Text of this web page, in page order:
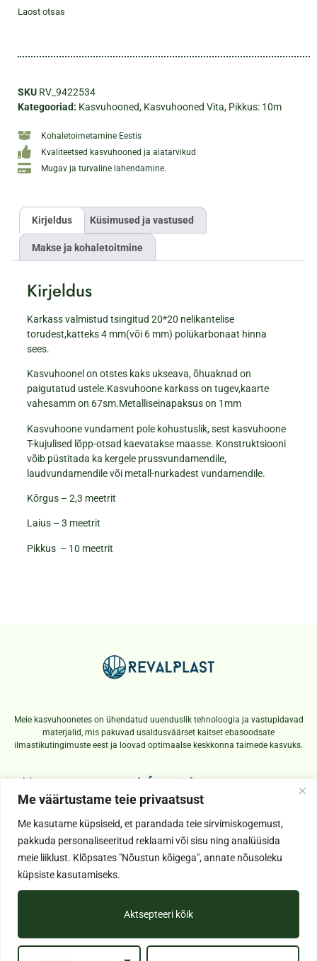
Me väärtustame teie privaatsust
Me kasutame küpsiseid, et parandada teie sirvimiskogemust,
pakkuda personaliseeritud reklaami või sisu ning analüüsida
meie liiklust. Klõpsates "Nõustun kõigega", annate nõusoleku
küpsiste kasutamiseks.
Aktsepteeri kõik
Laost otsas
SKU RV_9422534
Kategooriad: Kasvuhooned, Kasvuhooned Vita, Pikkus: 10m
Kohaletoimetamine Eestis
Kvaliteetsed kasvuhooned ja aiatarvikud
Mugav ja turvaline lahendamine.
Kirjeldus Küsimused ja vastused
Makse ja kohaletoitmine
Kirjeldus
Karkass valmistud tsingitud 20*20 nelikantelise
torudest,katteks 4 mm(või 6 mm) polükarbonaat hinna
sees.
Kasvuhoonel on otstes kaks ukseava, õhuaknad on
paigutatud ustele.Kasvuhoone karkass on tugev,kaarte
vahesamm on 67sm.Metalliseinapaksus on 1mm
Kasvuhoone vundament pole kohustuslik, sest kasvuhoone
T-kujulised lõpp-otsad kaevatakse maasse. Konstruktsiooni
võib püstitada ka kergele prussvundamendile,
laudvundamendile või metall-nurkadest vundamendile.
Kõrgus – 2,3 meetrit
Laius – 3 meetrit
Pikkus – 10 meetrit
Meie kasvuhoonetes on ühendatud uuenduslik tehnoloogia ja vastupidavad
materjalid, mis pakuvad usaldusväärset kaitset ebasoodsate
ilmastikutingimuste eest ja loovad optimaalse keskkonna taimede kasvuks.
Menu
Meist
KKK
Informatsioon
Makse ja kohaletoimetamine
Privaatsuspoliitika
Kontakt
revalplast@revalplast.ee
+372 58182987